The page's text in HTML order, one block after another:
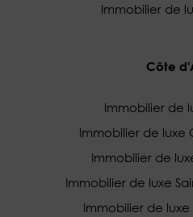
Immobilier de
Côte
Immobilier de
Immobilier de luxe
Immobilier de
Immobilier de luxe
Immobilier de